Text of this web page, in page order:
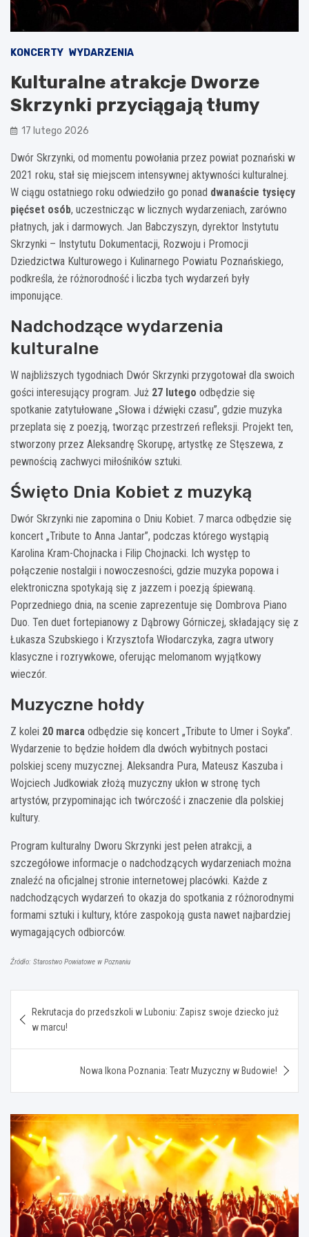
KONCERTY WYDARZENIA
Kulturalne atrakcje Dworze
Skrzynki przyciągają tłumy
17 lutego 2026
Dwór Skrzynki, od momentu powołania przez powiat poznański w
2021 roku, stał się miejscem intensywnej aktywności kulturalnej.
W ciągu ostatniego roku odwiedziło go ponad dwanaście tysięcy
pięćset osób, uczestnicząc w licznych wydarzeniach, zarówno
płatnych, jak i darmowych. Jan Babczyszyn, dyrektor Instytutu
Skrzynki – Instytutu Dokumentacji, Rozwoju i Promocji
Dziedzictwa Kulturowego i Kulinarnego Powiatu Poznańskiego,
podkreśla, że różnorodność i liczba tych wydarzeń były
imponujące.
Nadchodzące wydarzenia
kulturalne
W najbliższych tygodniach Dwór Skrzynki przygotował dla swoich
gości interesujący program. Już 27 lutego odbędzie się
spotkanie zatytułowane „Słowa i dźwięki czasu”, gdzie muzyka
przeplata się z poezją, tworząc przestrzeń refleksji. Projekt ten,
stworzony przez Aleksandrę Skorupę, artystkę ze Stęszewa, z
pewnością zachwyci miłośników sztuki.
Święto Dnia Kobiet z muzyką
Dwór Skrzynki nie zapomina o Dniu Kobiet. 7 marca odbędzie się
koncert „Tribute to Anna Jantar”, podczas którego wystąpią
Karolina Kram-Chojnacka i Filip Chojnacki. Ich występ to
połączenie nostalgii i nowoczesności, gdzie muzyka popowa i
elektroniczna spotykają się z jazzem i poezją śpiewaną.
Poprzedniego dnia, na scenie zaprezentuje się Dombrova Piano
Duo. Ten duet fortepianowy z Dąbrowy Górniczej, składający się z
Łukasza Szubskiego i Krzysztofa Włodarczyka, zagra utwory
klasyczne i rozrywkowe, oferując melomanom wyjątkowy
wieczór.
Muzyczne hołdy
Z kolei 20 marca odbędzie się koncert „Tribute to Umer i Soyka”.
Wydarzenie to będzie hołdem dla dwóch wybitnych postaci
polskiej sceny muzycznej. Aleksandra Pura, Mateusz Kaszuba i
Wojciech Judkowiak złożą muzyczny ukłon w stronę tych
artystów, przypominając ich twórczość i znaczenie dla polskiej
kultury.
Program kulturalny Dworu Skrzynki jest pełen atrakcji, a
szczegółowe informacje o nadchodzących wydarzeniach można
znaleźć na oficjalnej stronie internetowej placówki. Każde z
nadchodzących wydarzeń to okazja do spotkania z różnorodnymi
formami sztuki i kultury, które zaspokoją gusta nawet najbardziej
wymagających odbiorców.
Źródło: Starostwo Powiatowe w Poznaniu
wpisu
Rekrutacja do przedszkoli w Luboniu: Zapisz swoje dziecko już
w marcu!
Nowa Ikona Poznania: Teatr Muzyczny w Budowie!